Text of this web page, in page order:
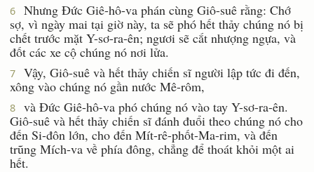
6
Nhưng Ðức Giê-hô-va phán cùng Giô-suê rằng: Chớ
sợ, vì ngày mai tại giờ này, ta sẽ phó hết thảy chúng nó bị
chết trước mặt Y-sơ-ra-ên; ngươi sẽ cắt nhượng ngựa, và
đốt các xe cộ chúng nó nơi lửa.
7
Vậy, Giô-suê và hết thảy chiến sĩ người lập tức đi đến,
xông vào chúng nó gần nước Mê-rôm,
8
và Ðức Giê-hô-va phó chúng nó vào tay Y-sơ-ra-ên.
Giô-suê và hết thảy chiến sĩ đánh đuổi theo chúng nó cho
đến Si-đôn lớn, cho đến Mít-rê-phốt-Ma-rim, và đến
trũng Mích-va về phía đông, chẳng để thoát khỏi một ai
hết.